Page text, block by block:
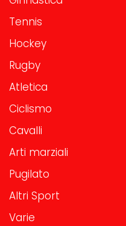
Tennis
Hockey
Rugby
Atletica
Ciclismo
Cavalli
Arti marziali
Pugilato
Altri Sport
Varie